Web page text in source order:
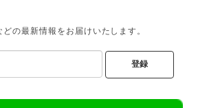
の最新情報をお届けいたします。
登録